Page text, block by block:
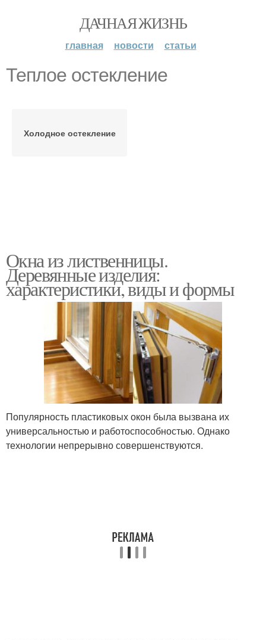
ДАЧНАЯ ЖИЗНЬ
главная новости статьи
Теплое остекление
Холодное остекление
Окна из лиственницы.
Деревянные изделия:
характеристики, виды и формы
Популярность пластиковых окон была вызвана их
универсальностью и работоспособностью. Однако
технологии непрерывно совершенствуются.